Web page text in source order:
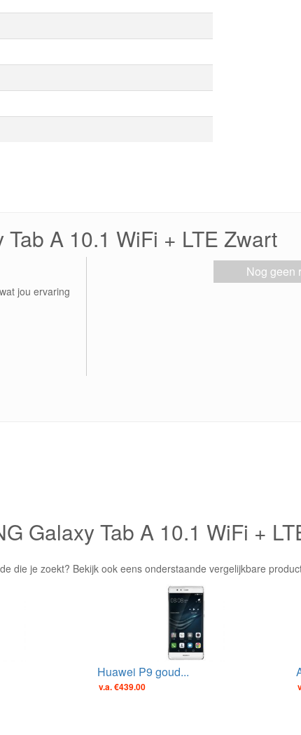
A 10.1 WiFi + LTE Zwart
jou ervaring
Nog geen
Galaxy Tab A 10.1 WiFi +
die je zoekt? Bekijk ook eens onderstaande vergelijkbare
Huawei P9 goud...
v.a. €439.00